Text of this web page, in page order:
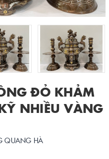
ĐỎ KHẢM
NHIỀU VÀNG
QUANG HÀ